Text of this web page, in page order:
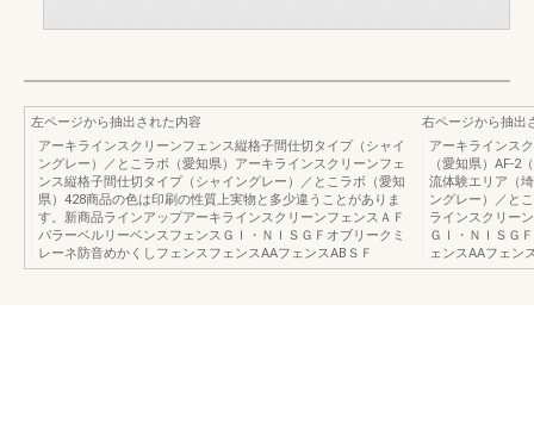
左ページから抽出された内容
アーキラインスクリーンフェンス縦格子間仕切タイプ（シャイ
ングレー）／とこラボ（愛知県）アーキラインスクリーンフェ
ンス縦格子間仕切タイプ（シャイングレー）／とこラボ（愛知
県）428商品の色は印刷の性質上実物と多少違うことがありま
す。新商品ラインアップアーキラインスクリーンフェンスＡＦ
パラーベルリーベンスフェンスＧＩ・ＮＩＳＧＦオブリークミ
レーネ防音めかくしフェンスフェンスAAフェンスABＳＦ
右ページから抽出
アーキラインス
（愛知県）AF-2
流体験エリア（
ングレー）／と
ラインスクリー
ＧＩ・ＮＩＳＧ
ェンスAAフェン